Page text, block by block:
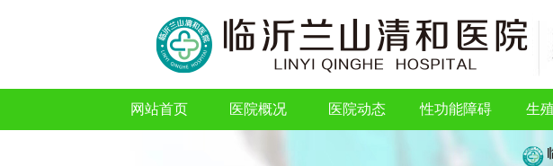
网站首页 医院概况 医院动态 性功能障碍
性功能障碍
生
生